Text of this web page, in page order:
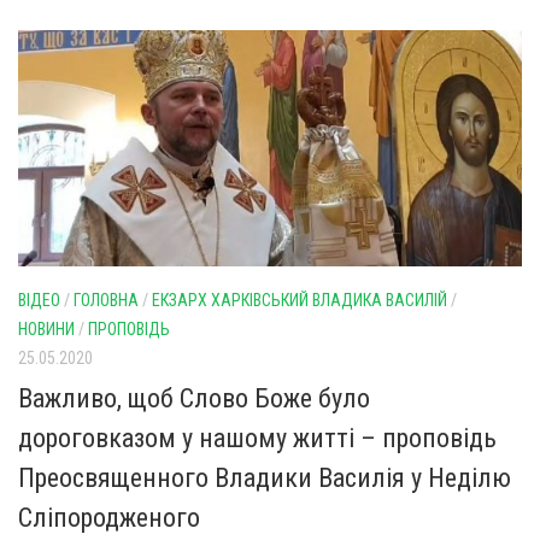
Монастир сестер милосердя Св. Вінкентія. Дім Милосердя
Монастир Успення Пресвятої Богородиці Сестер Чину
Святого Василія Великого
Комісії
Катехитична комісія
Комісія у справах молоді
Комісія з питань душпастирства охорони здоров’я
Спільноти
Квіти Слобожанщини
Харківщина
Полтавщина
Сумщина
ВІДЕО / ГОЛОВНА/ ЕКЗАРХ ХАРКІВСЬКИЙ ВЛАДИКА ВАСИЛІЙ /
НОВИНИ / ПРОПОВІДЬ
25.05.2020
Важливо, щоб Слово Боже було
дороговказом у нашому житті – проповідь
Преосвященного Владики Василія у Неділю
Сліпородженого